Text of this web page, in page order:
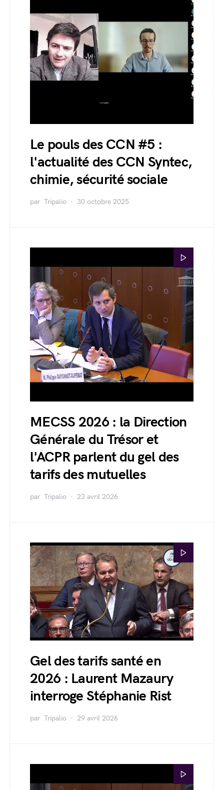
Le pouls des CCN #5 :
l'actualité des CCN Syntec,
chimie, sécurité sociale
par Tripalio 30 octobre 2025
MECSS 2026 : la Direction
Générale du Trésor et
l'ACPR parlent du gel des
tarifs des mutuelles
par Tripalio 23 avril 2026
Gel des tarifs santé en
2026 : Laurent Mazaury
interroge Stéphanie Rist
par Tripalio 29 avril 2026